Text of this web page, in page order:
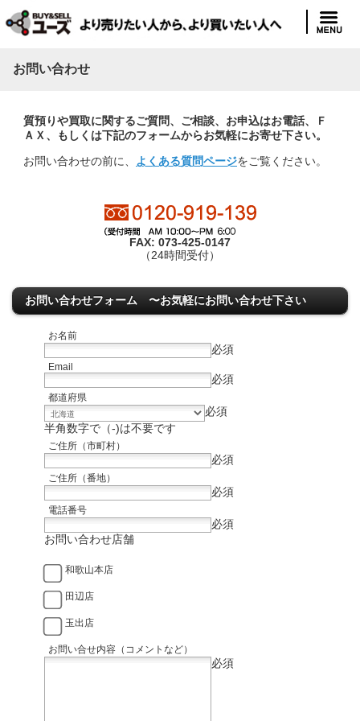
お問い合わせ
質預りや買取に関するご質問、ご相談、お申込はお電話、Ｆ
ＡＸ、もしくは下記のフォームからお気軽にお寄せ下さい。
お問い合わせの前に、
よくある質問ページをご覧ください。
FAX: 073-425-0147
（24時間受付）
お問い合わせフォーム 〜お気軽にお問い合わせ下さい
お名前
必須
Email
必須
都道府県
必須
半角数字で（-)は不要です
ご住所（市町村）
必須
ご住所（番地）
必須
電話番号
必須
お問い合わせ店舗
和歌山本店
田辺店
玉出店
お問い合せ内容（コメントなど）
必須